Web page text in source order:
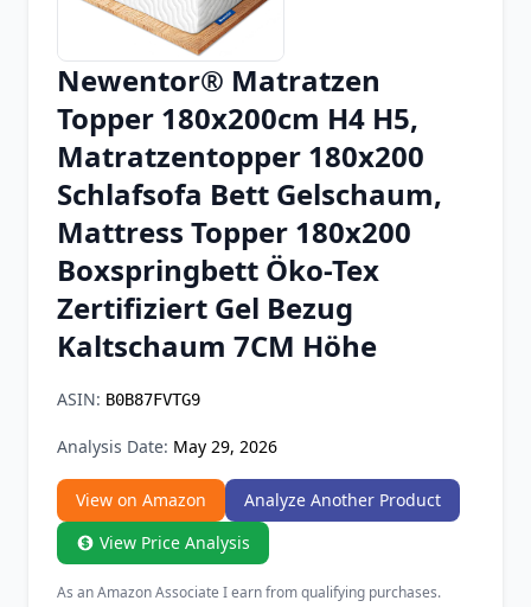
Chrome Extension
Firefox Add-on
Newentor® Matratzen
Topper 180x200cm H4 H5,
Matratzentopper 180x200
Schlafsofa Bett Gelschaum,
Mattress Topper 180x200
Boxspringbett Öko-Tex
Zertifiziert Gel Bezug
Kaltschaum 7CM Höhe
ASIN: B0B87FVTG9
Analysis Date: May 29, 2026
View on Amazon
Analyze Another Product
View Price Analysis
As an Amazon Associate I earn from qualifying purchases.